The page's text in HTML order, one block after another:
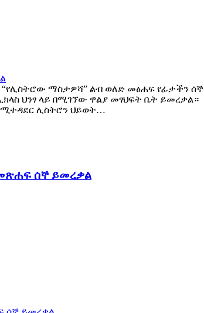
ማስታዎሻ” ልብ ወለድ መፅሐፍ የፊታችን ሰኞ
ኢክላስ ህንፃ ላይ በሚገኘው ዋልያ መፃህፍት ቤት ይመረቃል።
ሊስትሮን ህይወት…
መጽሐፍ ሰኞ ይመረቃል